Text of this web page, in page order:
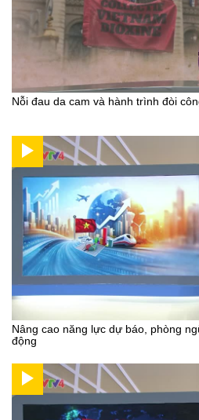
Nỗi đau da cam và hành trình đòi
Nâng cao năng lực dự báo, phòng
động